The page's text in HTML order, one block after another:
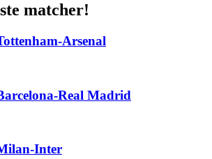
matcher!
Arsenal
Real Madrid
Inter